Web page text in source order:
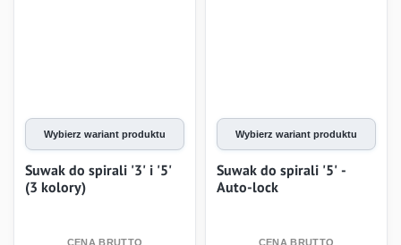
Wybierz wariant produktu
Suwak do spirali '3' i '5'
(3 kolory)
Wybierz wariant produktu
Suwak do spirali '5' -
Auto-lock